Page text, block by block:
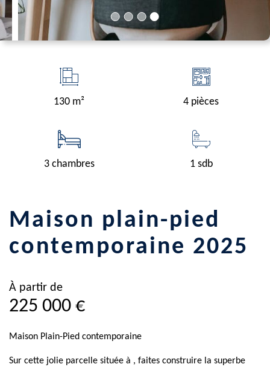
130 m² 4 pièces
3 chambres 1 sdb
maison plain-pied
contemporaine 2025
À partir de
225 000 €
Maison Plain-Pied contemporaine
Sur cette jolie parcelle située à , faites construire la superbe